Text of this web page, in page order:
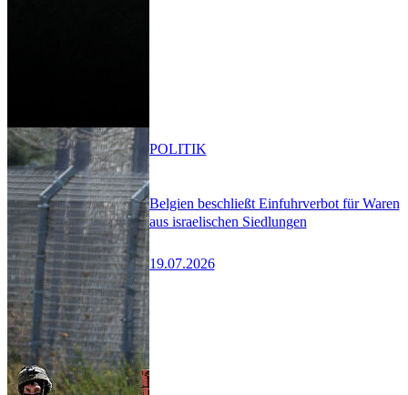
Belgien beschließt Einfuhrverbot für Waren
aus israelischen Siedlungen
19.07.2026
POLITIK